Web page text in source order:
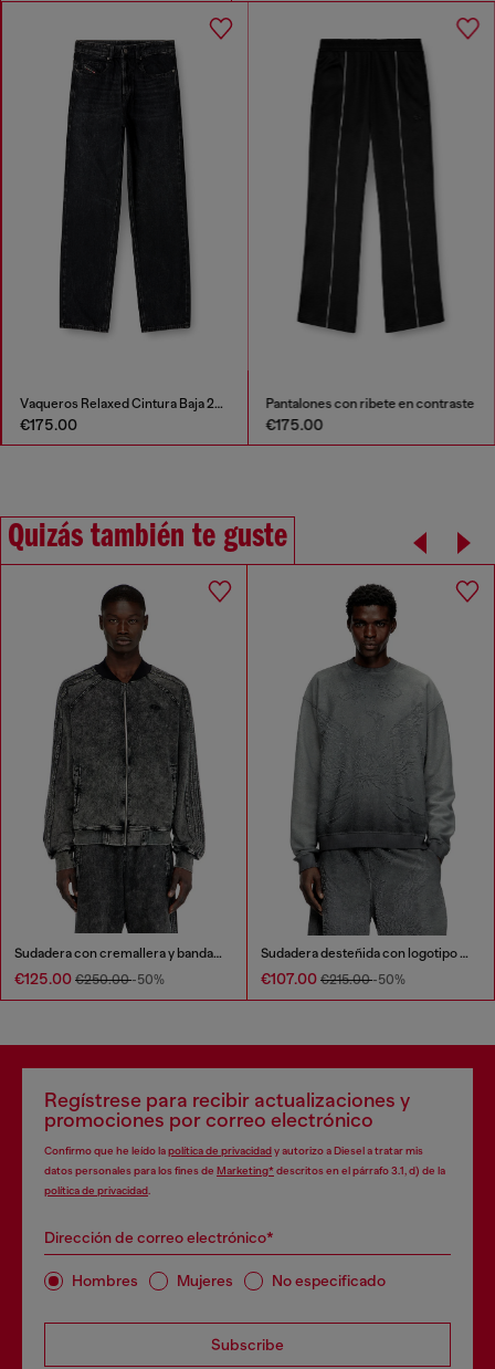
Vaqueros Relaxed Cintura Baja 2001 D-Macro
€175.00
Pantalones con ribete en contraste
€175.00
Quizás también te guste
Sudadera con cremallera y bandas en las mangas
€125.00 €250.00-50%
Sudadera desteñida con logotipo Phoenix devoré
€107.00 €215.00-50%
Regístrese para recibir actualizaciones y
promociones por correo electrónico
Confirmo que he leído lapolítica de privacidady autorizo a Diesel a tratar mis
datos personales para los fines de Marketing*descritos en el párrafo 3.1, d) de la
política de privacidad
Dirección de correo electrónico*
Hombres Mujeres No especificado
Subscribe